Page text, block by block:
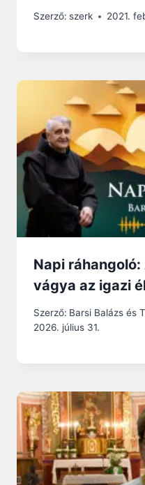
Szerző: szerk 2021.
Napi
vágya az igazi
Szerző: Barsi Balázs és
2026. július 31.